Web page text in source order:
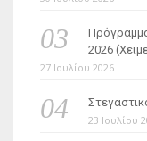
2026
27 Ιουλίου 2026
23 Ιουλίου